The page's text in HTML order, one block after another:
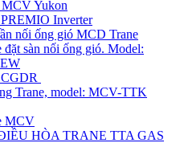
Yukon
Inverter
nối ống gió MCD Trane
đặt sàn nối ống gió. Model:
Trane, model: MCV-TTK
MCV
HÒA TRANE TTA GAS